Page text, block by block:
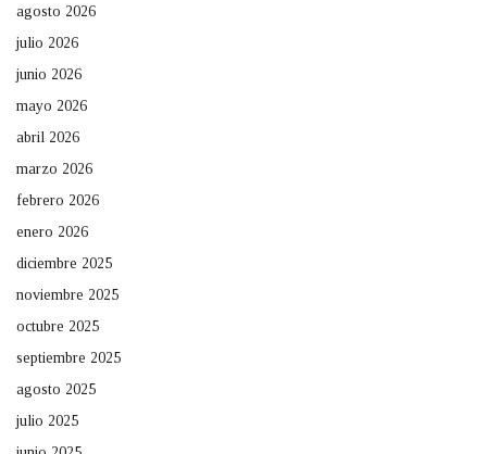
agosto 2026
julio 2026
junio 2026
mayo 2026
abril 2026
marzo 2026
febrero 2026
enero 2026
diciembre 2025
noviembre 2025
octubre 2025
septiembre 2025
agosto 2025
julio 2025